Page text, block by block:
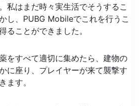
私はまだ時々実生活でそうするこ
し、PUBG Mobileでこれを行うこ
ることができました。
をすべて適切に集めたら、建物の
に座り、プレイヤーが来て襲撃す
ます。